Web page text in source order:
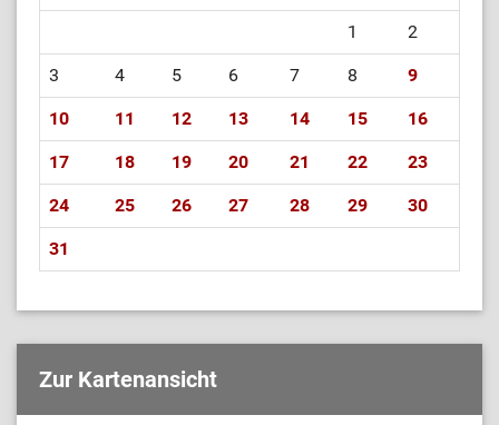
1 2
3 4 5 6 7 8 9
10 11 12 13 14 15 16
17 18 19 20 21 22 23
24 25 26 27 28 29 30
31
Zur Kartenansicht